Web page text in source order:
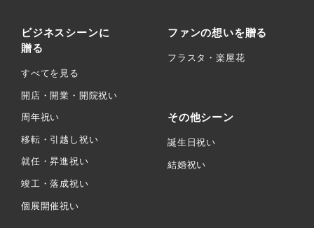
ビジネスシーンに
贈る
すべてを見る
開店・開業・開院祝い
周年祝い
移転・引越し祝い
就任・昇進祝い
竣工・落成祝い
個展開催祝い
ファンの想いを贈る
フラスタ・楽屋花
その他シーン
誕生日祝い
結婚祝い